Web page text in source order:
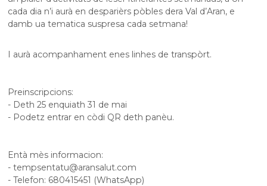
cada dia n’i aurà en desparièrs pòbles dera Val d’Aran, e
damb ua tematica suspresa cada setmana!
I aurà acompanhament enes linhes de transpòrt.
Preinscripcions:
- Deth 25 enquiath 31 de mai
- Podetz entrar en còdi QR deth panèu.
Entà mès informacion:
-tempsentatu@aransalut.com
- Telefon: 680415451 (WhatsApp)